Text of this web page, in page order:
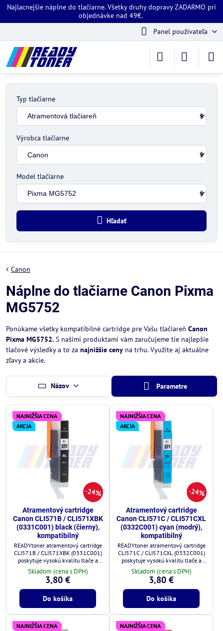
Najlacnejšie náplne do tlačiarne. Všetky druhy dopravy ZADARMO pri
objednávke nad 49€.
Panel používateľa
Typ tlačiarne
Výrobca tlačiarne
Model tlačiarne
Hľadať
Canon
Náplne do tlačiarne Canon Pixma
MG5752
Ponúkame všetky kompatibilné cartridge pre Vašu tlačiareň Canon
Pixma MG5752. S našimi produktami vám zaručujeme tie najlepšie
tlačové výsledky a to za najnižšie ceny na trhu. Využite aj aktuálne
zľavy a akcie.
Názov Parametre
24%
NAJNIŽŠIA CENA
AKCIA
Atramentový cartridge
Canon CLI571B / CLI571XBK
(0331C001) black (čierny),
kompatibilný
READYtoner atramentový cartridge
CLI571B / CLI571XBK (0331C001)
poskytuje vysokú kvalitu tlače a
plnú kompatibilitu s tlačiarňami
Canon.
Skladom (cena s DPH)
3,80 €
Do košíka
24%
NAJNIŽŠIA CENA
AKCIA
Atramentový cartridge
Canon CLI571C / CLI571CXL
(0332C001) cyan (modrý),
kompatibilný
READYtoner atramentový cartridge
CLI571C / CLI571CXL (0332C001)
poskytuje vysokú kvalitu tlače a
plnú kompatibilitu s tlačiarňami
Canon.
Skladom (cena s DPH)
3,80 €
Do košíka
NAJNIŽŠIA CENA
NAJNIŽŠIA CENA